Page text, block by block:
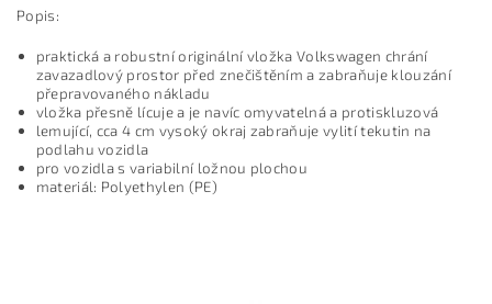
Popis:
praktická a robustní originální vložka Volkswagen chrání
zavazadlový prostor před znečištěním a zabraňuje klouzání
přepravovaného nákladu
vložka přesně lícuje a je navíc omyvatelná a protiskluzová
lemující, cca 4 cm vysoký okraj zabraňuje vylití tekutin na
podlahu vozidla
pro vozidla s variabilní ložnou plochou
materiál: Polyethylen (PE)